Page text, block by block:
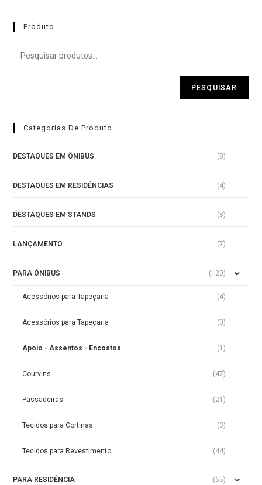
0
5
Produto
PESQUISAR
Categorias De Produto
DESTAQUES EM ÔNIBUS (8)
DESTAQUES EM RESIDÊNCIAS (4)
DESTAQUES EM STANDS (8)
LANÇAMENTO (7)
PARA ÔNIBUS (120)
Acessórios para Tapeçaria (4)
Acessórios para Tapeçaria (3)
Apoio - Assentos - Encostos (1)
Courvins (47)
Passadeiras (21)
Tecidos para Cortinas (3)
Tecidos para Revestimento (44)
PARA RESIDÊNCIA (65)